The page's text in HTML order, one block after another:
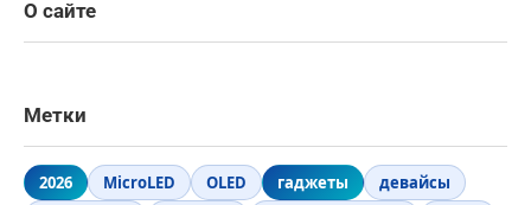
О сайте
Метки
2026 MicroLED OLED гаджеты
девайсы